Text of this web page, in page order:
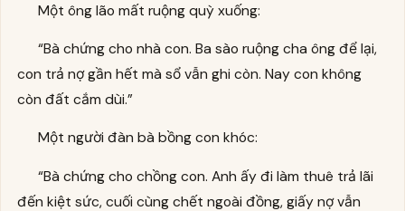
Một ông lão mất ruộng quỳ xuống:
“Bà chứng cho nhà con. Ba sào ruộng cha ông để lại,
con trả nợ gần hết mà sổ vẫn ghi còn. Nay con không
còn đất cắm dùi.”
Một người đàn bà bồng con khóc:
“Bà chứng cho chồng con. Anh ấy đi làm thuê trả lãi
đến kiệt sức, cuối cùng chết ngoài đồng, giấy nợ vẫn